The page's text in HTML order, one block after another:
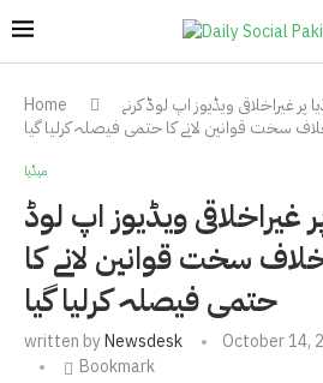
Home
غیراخلاقی ویڈیوز اپ لوڈ کرنے
سخت قوانین لانے کا حتمی فیصلہ کرلیا گیا
میڈیا
ویڈیوز اپ لوڈ
سخت قوانین لانے کا
حتمی فیصلہ کرلیا گیا
written byNewsdesk October 14,
Bookmark